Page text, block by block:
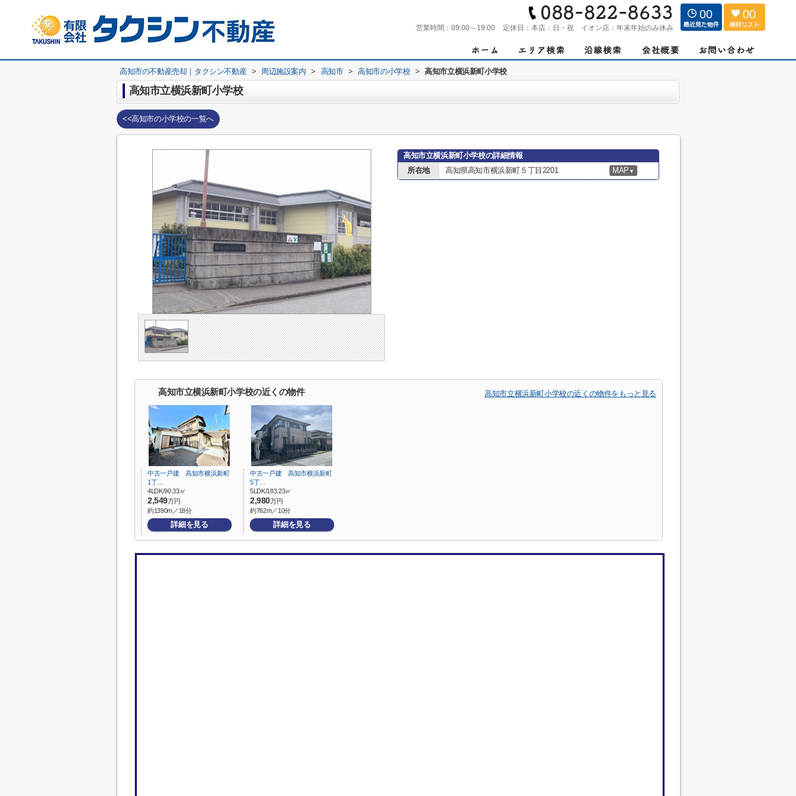
営業時間： 09:00～19:00 定休日： 本店：日・祝 イオン店：年末年始のみ休み
00 00
高知市の不動産売却｜タクシン不動産 > 周辺施設案内 > 高知市 > 高知市の小学校 > 高知市立横浜新町小学校
高知市立横浜新町小学校
<<高知市の小学校の一覧へ
高知市立横浜新町小学校の詳細情報
所在地
高知県高知市横浜新町５丁目2201 MAP ▼
高知市立横浜新町小学校の近くの物件 高知市立横浜新町小学校の近くの物件をもっと見る
中古一戸建 高知市横浜新町
1丁…
4LDK/90.33㎡
2,549万円
約1390m／18分
詳細を見る
中古一戸建 高知市横浜新町
5丁…
5LDK/183.23㎡
2,980万円
約762m／10分
詳細を見る